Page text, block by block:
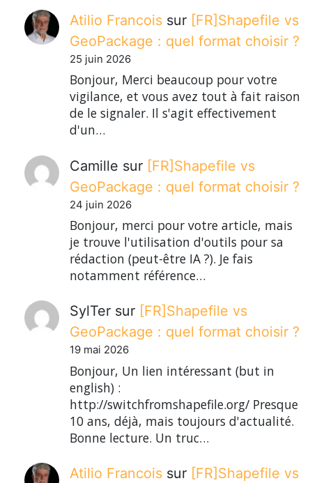
Atilio Francois sur [FR]Shapefile vs
GeoPackage : quel format choisir ?
25 juin 2026
Bonjour, Merci beaucoup pour votre
vigilance, et vous avez tout à fait raison
de le signaler. Il s'agit effectivement
d'un…
Camille sur [FR]Shapefile vs
GeoPackage : quel format choisir ?
24 juin 2026
Bonjour, merci pour votre article, mais
je trouve l'utilisation d'outils pour sa
rédaction (peut-être IA ?). Je fais
notamment référence…
SylTer sur
[FR]Shapefile vs
GeoPackage : quel format choisir ?
19 mai 2026
Bonjour, Un lien intéressant (but in
english) :
http://switchfromshapefile.org/ Presque
10 ans, déjà, mais toujours d'actualité.
Bonne lecture. Un truc…
Atilio Francois sur [FR]Shapefile vs